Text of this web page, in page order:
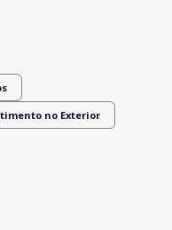
no Exterior